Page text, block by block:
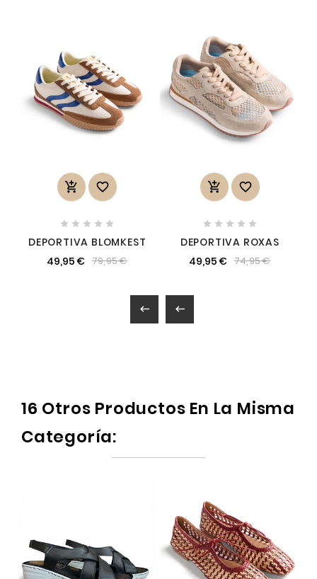
 
    
DEPORTIVA BLOMKEST
49,95 € 79,95 €
 
    
DEPORTIVA ROXAS
49,95 € 74,95 €
 
16 Otros Productos En La Misma
Categoría: